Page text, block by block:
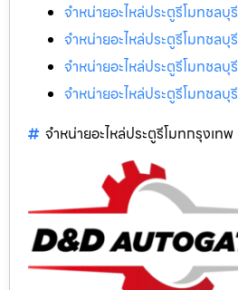
จำหน่ายอะไหล่ประตูรีโมทชลบุรี
จำหน่ายอะไหล่ประตูรีโมทชลบุรี
จำหน่ายอะไหล่ประตูรีโมทชลบุรี
จำหน่ายอะไหล่ประตูรีโมทชลบุรี
จำหน่ายอะไหล่ประตูรีโมทกรุงเทพ